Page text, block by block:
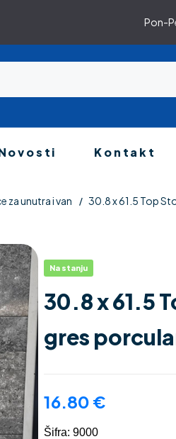
Pon-
Kontakt
za unutra i van 30.8 x 61.5 Top
Na stanju
30.8 x 61.5
gres
16.80 €
Šifra: 9000